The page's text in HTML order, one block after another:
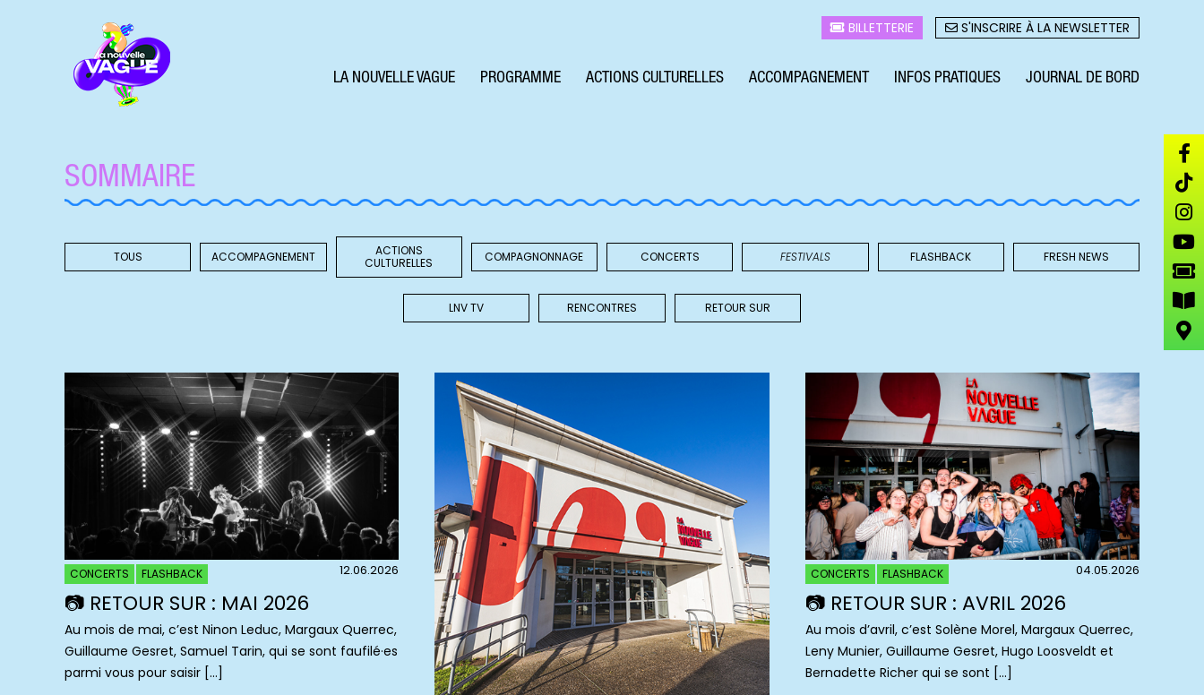
BILLETTERIE S'INSCRIRE À LA NEWSLETTER
LA NOUVELLE VAGUE PROGRAMME ACTIONS CULTURELLES ACCOMPAGNEMENT INFOS PRATIQUES JOURNAL DE BORD
SOMMAIRE
TOUS ACCOMPAGNEMENT
ACTIONS
CULTURELLES
COMPAGNONNAGE CONCERTS FESTIVALS FLASHBACK FRESH NEWS
LNV TV RENCONTRES RETOUR SUR
CONCERTS FLASHBACK 12.06.2026
📷 RETOUR SUR : MAI 2026
Au mois de mai, c’est Ninon Leduc, Margaux Querrec,
Guillaume Gesret, Samuel Tarin, qui se sont faufilé·es
parmi vous pour saisir […]
CONCERTS FLASHBACK 04.05.2026
📷 RETOUR SUR : AVRIL 2026
Au mois d’avril, c’est Solène Morel, Margaux Querrec,
Leny Munier, Guillaume Gesret, Hugo Loosveldt et
Bernadette Richer qui se sont […]